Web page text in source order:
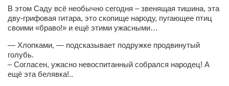
Туризм
«Траверс» — экипировочный центр
Журналисты
Александр Кугук
В этом Саду всё необычно сегодня – звенящая тишина, эта
дву-грифовая гитара, это скопище народу, пугающее птиц
своими «браво!» и ещё этими ужасными…
— Хлопками, — подсказывает подружке продвинутый
голубь.
– Согласен, ужасно невоспитанный собрался народец! А
ещё эта белявка!..